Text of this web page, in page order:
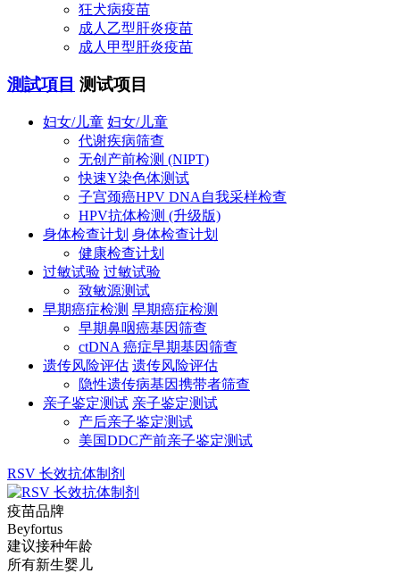
狂犬病疫苗
成人乙型肝炎疫苗
成人甲型肝炎疫苗
測試項目 测试项目
妇女/儿童 妇女/儿童
代谢疾病筛查
无创产前检测 (NIPT)
快速Y染色体测试
子宫颈癌HPV DNA自我采样检查
HPV抗体检测 (升级版)
身体检查计划 身体检查计划
健康检查计划
过敏试验 过敏试验
致敏源测试
早期癌症检测 早期癌症检测
早期鼻咽癌基因筛查
ctDNA 癌症早期基因筛查
遗传风险评估 遗传风险评估
隐性遗传病基因携带者筛查
亲子鉴定测试 亲子鉴定测试
产后亲子鉴定测试
美国DDC产前亲子鉴定测试
RSV 长效抗体制剂
疫苗品牌
Beyfortus
建议接种年龄
所有新生婴儿